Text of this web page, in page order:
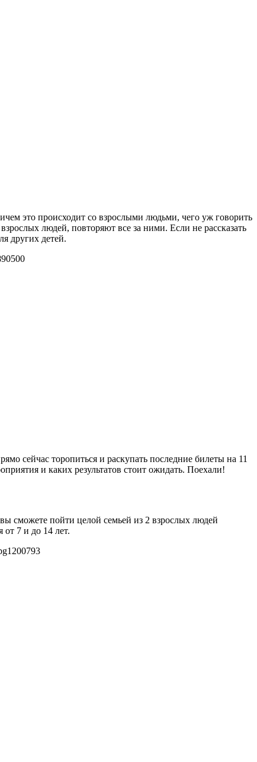
это происходит со взрослыми людьми, чего уж говорить
людей, повторяют все за ними. Если не рассказать
других детей.
500
сейчас торопиться и раскупать последние билеты на 11
и каких результатов стоит ожидать. Поехали!
сможете пойти целой семьей из 2 взрослых людей
от 7 и до 14 лет.
1200793